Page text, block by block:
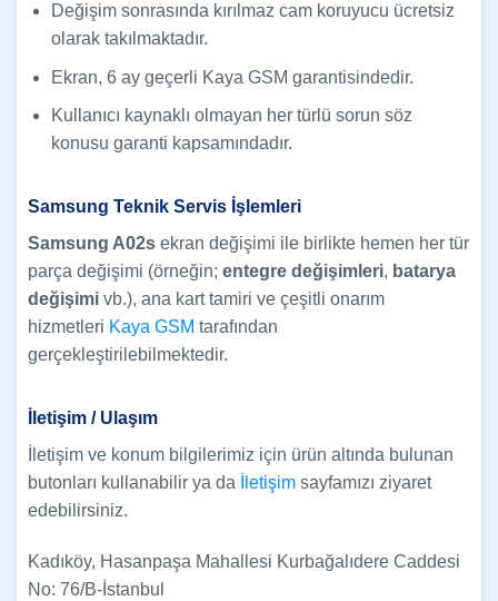
Değişim sonrasında kırılmaz cam koruyucu ücretsiz
olarak takılmaktadır.
Ekran, 6 ay geçerli Kaya GSM garantisindedir.
Kullanıcı kaynaklı olmayan her türlü sorun söz
konusu garanti kapsamındadır.
Samsung Teknik Servis İşlemleri
Samsung A02s ekran değişimi ile birlikte hemen her tür
parça değişimi (örneğin; entegre değişimleri, batarya
değişimi vb.), ana kart tamiri ve çeşitli onarım
hizmetleri Kaya GSM tarafından
gerçekleştirilebilmektedir.
İletişim / Ulaşım
İletişim ve konum bilgilerimiz için ürün altında bulunan
butonları kullanabilir ya da
İletişim sayfamızı ziyaret
edebilirsiniz.
Kadıköy, Hasanpaşa Mahallesi Kurbağalıdere Caddesi
No: 76/B-İstanbul